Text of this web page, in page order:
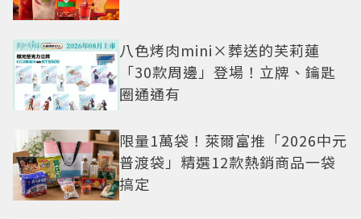
八色烤肉mini×葬送的芙莉蓮
「30款周邊」登場！立牌、鑰匙
圈通通有
限量1萬袋！萊爾富推「2026中元
普渡袋」精選12款熱銷商品一袋
搞定